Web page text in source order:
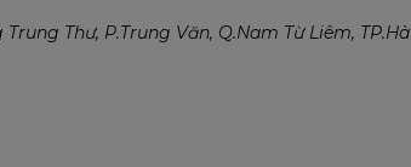
Thư, P.Trung Văn, Q.Nam Từ Liêm, TP.Hà